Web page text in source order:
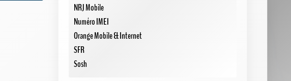
NRJ Mobile
Numéro IMEI
Orange Mobile & Internet
SFR
Sosh